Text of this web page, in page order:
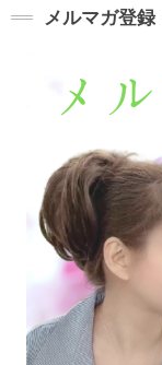
メルマガ登録